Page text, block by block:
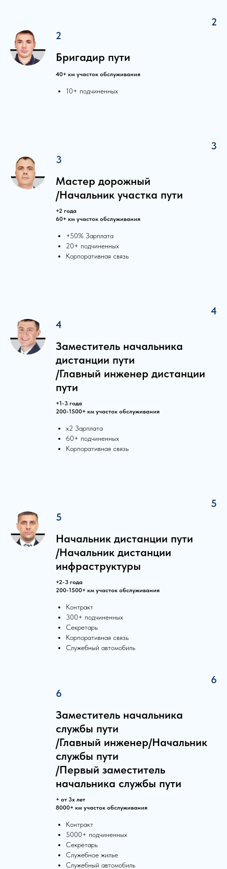
2
2
Бригадир пути
40+ км участок обслуживания
10+ подчиненных
3
3
Мастер дорожный
/Начальник участка пути
+2 года
60+ км участок обслуживания
+50% Зарплата
20+ подчиненных
Корпоративная связь
4
4
Заместитель начальника
дистанции пути
/Главный инженер дистанции
пути
+1-3 года
200-1500+ км участок обслуживания
х2 Зарплата
60+ подчиненных
Корпоративная связь
5
5
Начальник дистанции пути
/Начальник дистанции
инфраструктуры
+2-3 года
200-1500+ км участок обслуживания
Контракт
300+ подчиненных
Секретарь
Корпоративная связь
Служебный автомобиль
6
6
Заместитель начальника
службы пути
/Главный инженер/Начальник
службы пути
/Первый заместитель
начальника службы пути
+ от 3х лет
8000+ км участок обслуживания
Контракт
5000+ подчиненных
Секретарь
Служебное жилье
Служебный автомобиль